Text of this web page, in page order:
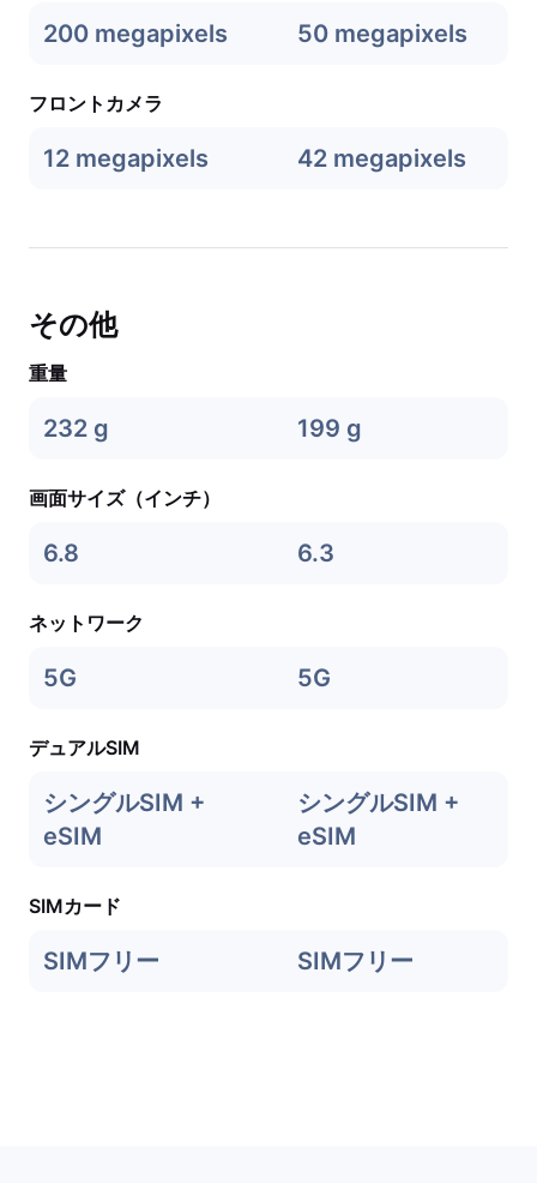
200 megapixels 50 megapixels
フロントカメラ
12 megapixels 42 megapixels
その他
重量
232 g 199 g
画面サイズ（インチ）
6.8 6.3
ネットワーク
5G 5G
デュアルSIM
シングルSIM +
eSIM
シングルSIM +
eSIM
SIMカード
SIMフリー SIMフリー